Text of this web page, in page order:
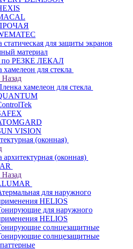
статическая для защиты экранов
материал
по РЕЗКЕ ЛЕКАЛ
хамелеон для стекла
Назад
хамелеон для стекла
VISION
(оконная)
архитектурная (оконная)
Назад
для наружного
HELIOS
для наружного
HELIOS
солнцезащитные
солнцезащитные